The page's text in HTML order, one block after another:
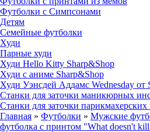
Футболки с Симпсонами
Детям
Семейные футболки
Худи
Парные худи
Худи Hello Kitty Sharp&Shop
Худи с аниме Sharp&Shop
Худи Уэнсдей Аддамс Wednesday от
Станки для заточки маникюрных
Станки для заточки
Главная » Футболки » Мужские
футболка с принтом "What doesn't